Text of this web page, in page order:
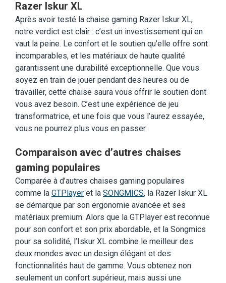
Razer Iskur XL
Après avoir testé la chaise gaming Razer Iskur XL,
notre verdict est clair : c’est un investissement qui en
vaut la peine. Le confort et le soutien qu’elle offre sont
incomparables, et les matériaux de haute qualité
garantissent une durabilité exceptionnelle. Que vous
soyez en train de jouer pendant des heures ou de
travailler, cette chaise saura vous offrir le soutien dont
vous avez besoin. C’est une expérience de jeu
transformatrice, et une fois que vous l’aurez essayée,
vous ne pourrez plus vous en passer.
Comparaison avec d’autres chaises
gaming populaires
Comparée à d’autres chaises gaming populaires
comme la GTPlayer et la SONGMICS, la Razer Iskur XL
se démarque par son ergonomie avancée et ses
matériaux premium. Alors que la GTPlayer est reconnue
pour son confort et son prix abordable, et la Songmics
pour sa solidité, l’Iskur XL combine le meilleur des
deux mondes avec un design élégant et des
fonctionnalités haut de gamme. Vous obtenez non
seulement un confort supérieur, mais aussi une